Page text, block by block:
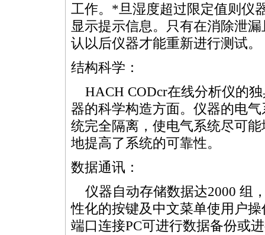
工作。 *旦湿度超过限定值则仪
显示提示信息。只有在消除泄
认以后仪器才能重新进行测试。
结构科学：
HACH CODcr在线分析仪的
器的科学构造方面。仪器的电
统完全隔离，使电气系统尽可
地提高了系统的可靠性。
数据通讯：
仪器自动存储数据达2000 组
性化的按键及中文菜单使用户
端口连接PC可进行数据备份或